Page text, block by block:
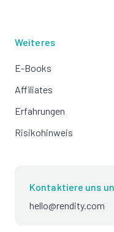
Weiteres
E-Books
Affiliates
Erfahrungen
Risikohinweis
Kontaktiere uns
hello@rendity.com